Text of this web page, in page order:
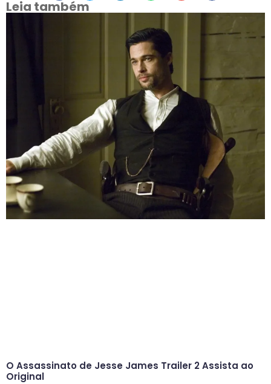
Leia também
O Assassinato de Jesse James Trailer 2 Assista ao
Original